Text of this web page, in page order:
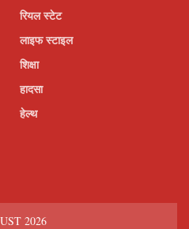
रियल स्टेट
लाइफ स्टाइल
शिक्षा
हादसा
हेल्थ
2026